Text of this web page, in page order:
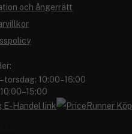
och ångerrätt
10:00–16:00